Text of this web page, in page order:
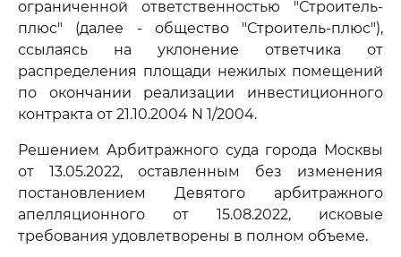
ограниченной ответственностью "Строитель-
плюс" (далее - общество "Строитель-плюс"),
ссылаясь на уклонение ответчика от
распределения площади нежилых помещений
по окончании реализации инвестиционного
контракта от 21.10.2004 N 1/2004.
Решением Арбитражного суда города Москвы
от 13.05.2022, оставленным без изменения
постановлением Девятого арбитражного
апелляционного от 15.08.2022, исковые
требования удовлетворены в полном объеме.